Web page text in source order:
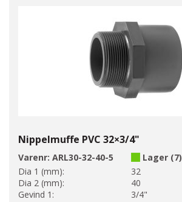
Nippelmuffe PVC 32×3/4"
Varenr: ARL30-32-40-5
Lager (7)
Dia 1 (mm):
32
Dia 2 (mm):
40
Gevind 1:
3/4"